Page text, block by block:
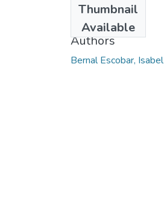
Thumbnail
Available
2014-04
Authors
Bernal Escobar, Isabel